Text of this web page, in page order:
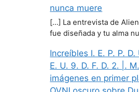
nunca muere
[…] La entrevista de
fue diseñada y tu alma
Increíbles I. E. P. P. D.
E. U. 9. D. F. D. 2. |. M.
imágenes en primer